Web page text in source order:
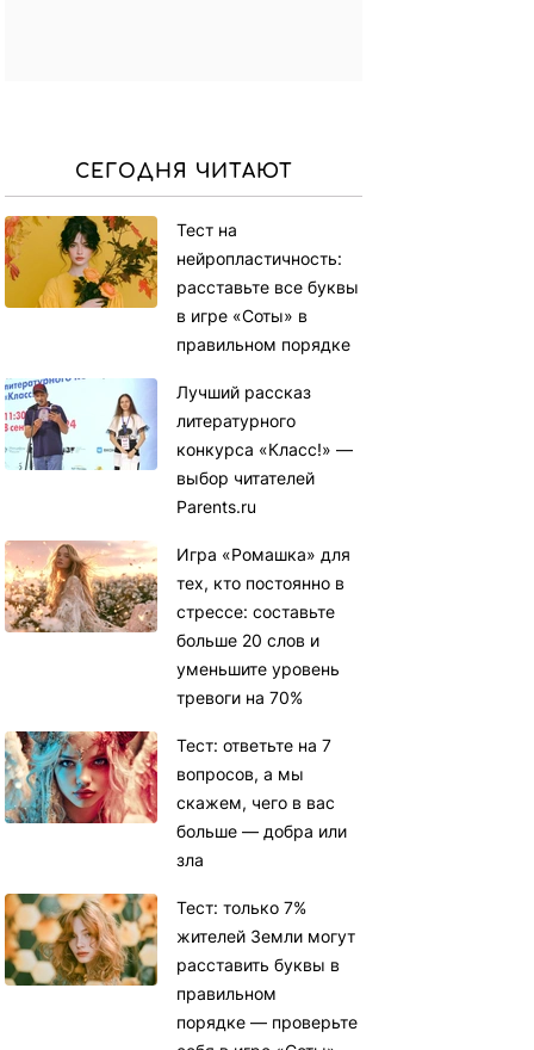
СЕГОДНЯ ЧИТАЮТ
Тест на
нейропластичность:
расставьте все буквы
в игре «Соты» в
правильном порядке
Лучший рассказ
литературного
конкурса «Класс!» —
выбор читателей
Parents.ru
Игра «Ромашка» для
тех, кто постоянно в
стрессе: составьте
больше 20 слов и
уменьшите уровень
тревоги на 70%
Тест: ответьте на 7
вопросов, а мы
скажем, чего в вас
больше — добра или
зла
Тест: только 7%
жителей Земли могут
расставить буквы в
правильном
порядке — проверьте